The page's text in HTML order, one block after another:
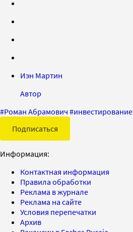
Иэн Мартин
Автор
#Роман Абрамович #инвестирование
Подписаться
Информация:
Контактная информация
Правила обработки
Реклама в журнале
Реклама на сайте
Условия перепечатки
Архив